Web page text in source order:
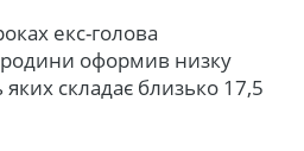
екс-голова
родини оформив низку
яких складає близько 17,5